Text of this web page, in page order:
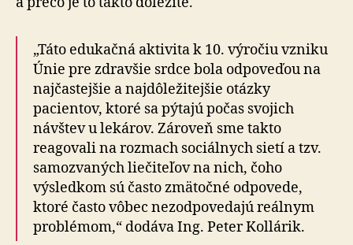
„Táto edukačná aktivita k 10. výročiu vzniku
Únie pre zdravšie srdce bola odpoveďou na
najčastejšie a najdôležitejšie otázky
pacientov, ktoré sa pýtajú počas svojich
návštev u lekárov. Zároveň sme takto
reagovali na rozmach sociálnych sietí a tzv.
samozvaných liečiteľov na nich, čoho
výsledkom sú často zmätočné odpovede,
ktoré často vôbec nezodpovedajú reálnym
problémom,“ dodáva Ing. Peter Kollárik.